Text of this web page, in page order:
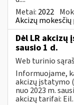
Metai: 2022
Akcizų
Dėl LR
sausio 1 d.
Web turinio
Informuojame,
akcizų įstatymo
nuo 2023 m.
akcizų tarifai: Eil.